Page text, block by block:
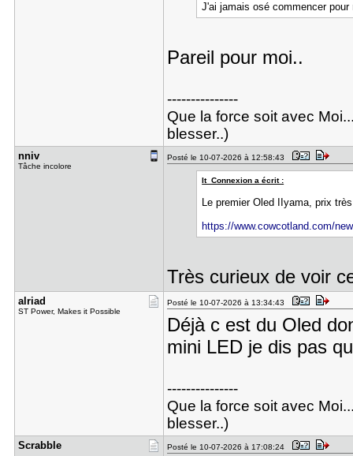
J'ai jamais osé commencer pour
Pareil pour moi..
---------------
Que la force soit avec
blesser..)
nniv
Tâche incolore
Posté le 10-07-2026 à 12:58:43
It_Connexion a écrit :
Le premier Oled IIyama, prix
https://www.cowcotland.com/
Très curieux de voir
alriad
ST Power, Makes it Possible
Posté le 10-07-2026 à 13:34:43
Déjà c est du Oled
mini LED je dis pas
---------------
Que la force soit avec
blesser..)
Scrabble Posté le 10-07-2026 à 17:08:24